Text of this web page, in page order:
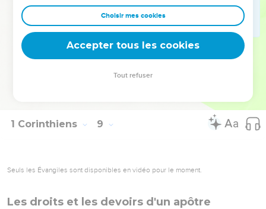
C’est pourquoi, si un aliment entraîne mon frère dans
l’erreur, je ne mangerai plus jamais de viande afin de ne pas
égarer mon frère.
© Société biblique française – Bibli’O, 1997, avec autorisation. Pour vous procurer
1 Corinthiens 9
Seuls les Évangiles sont disponibles en vidéo pour le moment.
Les droits et les devoirs d'un apôtre
Choisir mes cookies
Accepter tous les cookies
Tout refuser